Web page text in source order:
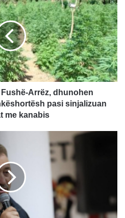
Arrëz, dhunohen
pasi sinjalizuan
me kanabis